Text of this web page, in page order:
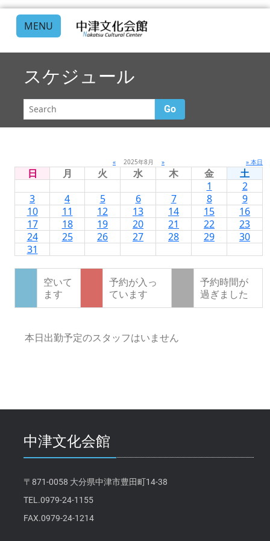
MENU
スケジュール
Go
« 2025年8月 » » 本日
日 月 火 水 木 金
土
1
2
3
4 5 6 7 8
9
10
11 12 13 14 15
16
17
18 19 20 21 22
23
24
25 26 27 28 29
30
31
空いて
ます
予約が入っ
ています
予約時間が
過ぎました
本日出勤予定のスタッフはいません
中津文化会館
〒871-0058 大分県中津市豊田町14-38
TEL.0979-24-1155
FAX.0979-24-1214